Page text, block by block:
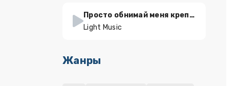
Просто обнимай меня крепче
Light Music
Жанры